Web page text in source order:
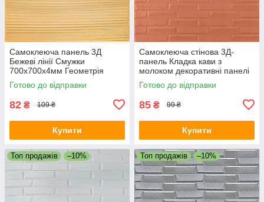
Самоклеюча панель 3Д
Бежеві лінії Смужки
700х700х4мм Геометрія
декоративна текстурна
стінова SW-00001953
Готово до відправки
82 ₴ 109 ₴
Купити
Самоклеюча стінова 3Д-
панель Кладка кави з
молоком декоративні панелі
700x770x5мм цегляна кладка
SW-00001715
Готово до відправки
85 ₴ 99 ₴
Купити
Топ продажів –10% Топ продажів –10%